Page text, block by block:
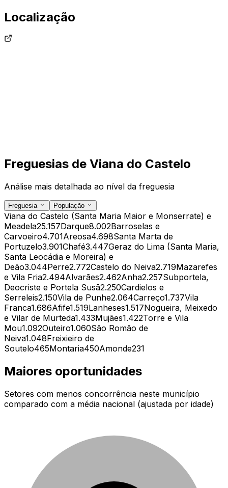
Localização
Freguesias de Viana do Castelo
Análise mais detalhada ao nível da freguesia
Freguesia População
Viana do Castelo (Santa Maria Maior e Monserrate) e
Meadela25.157Darque8.002Barroselas e
Carvoeiro4.701Areosa4.698Santa Marta de
Portuzelo3.901Chafé3.447Geraz do Lima (Santa Maria,
Santa Leocádia e Moreira) e
Deão3.044Perre2.772Castelo do Neiva2.719Mazarefes
e Vila Fria2.494Alvarães2.462Anha2.257Subportela,
Deocriste e Portela Susã2.250Cardielos e
Serreleis2.150Vila de Punhe2.064Carreço1.737Vila
Franca1.686Afife1.519Lanheses1.517Nogueira, Meixedo
e Vilar de Murteda1.433Mujães1.422Torre e Vila
Mou1.092Outeiro1.060São Romão de
Neiva1.048Freixieiro de
Soutelo465Montaria450Amonde231
Maiores oportunidades
Setores com menos concorrência neste município
comparado com a média nacional (ajustada por idade)